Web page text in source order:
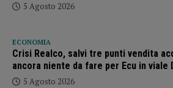
5 Agosto 2026
ECONOMIA
Crisi Realco, salvi tre punti vendita
ancora niente da fare per Ecu in viale
5 Agosto 2026